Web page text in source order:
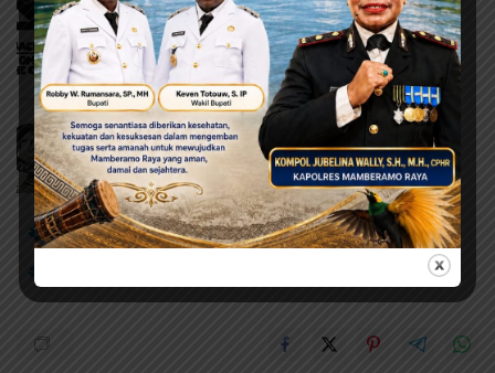
#AlatMesinPertanian
#KemandirianPangan
#KomisiIVDPRRI